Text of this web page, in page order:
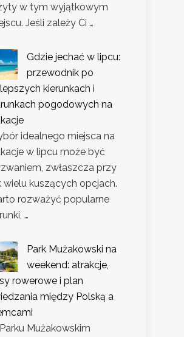
w tym wyjątkowym
Jeśli zależy Ci …
Gdzie jechać w lipcu:
przewodnik po
kierunkach i
pogodowych na
idealnego miejsca na
w lipcu może być
zwłaszcza przy
wielu kuszących opcjach.
rozważyć popularne
…
Park Mużakowski na
weekend: atrakcje,
rowerowe i plan
między Polską a
Mużakowskim